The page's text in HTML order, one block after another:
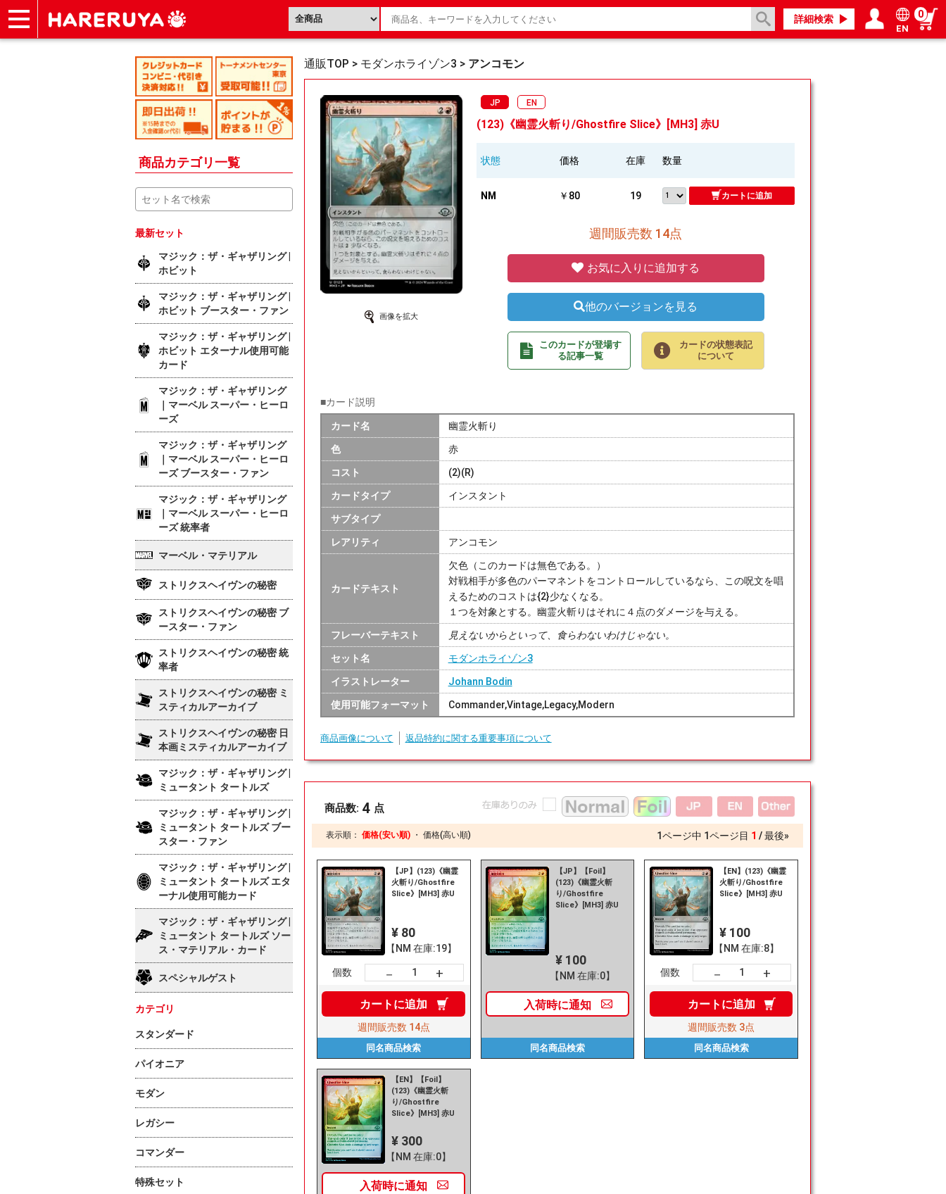
詳細検索
EN
0
商品カテゴリ一覧
通販TOP > モダンホライゾン3 > アンコモン
画像を拡大
JP EN
(123)《幽霊火斬り/Ghostfire Slice》[MH3] 赤U
状態 価格 在庫 数量
NM ￥80 19 カートに追加
週間販売数 14点
お気に入りに追加する
他のバージョンを見る
このカードが登場す
る記事一覧
カードの状態表記
について
■カード説明
カード名 幽霊火斬り
色 赤
コスト (2)(R)
カードタイプ インスタント
サブタイプ
レアリティ アンコモン
カードテキスト
欠色（このカードは無色である。）
対戦相手が多色のパーマネントをコントロールしているなら、この呪文を唱
えるためのコストは{2}少なくなる。
１つを対象とする。幽霊火斬りはそれに４点のダメージを与える。
フレーバーテキスト 見えないからといって、食らわないわけじゃない。
セット名 モダンホライゾン3
イラストレーター Johann Bodin
使用可能フォーマット Commander,Vintage,Legacy,Modern
商品画像について 返品特約に関する重要事項について
商品数: 4 点
表示順： 価格(安い順) ・ 価格(高い順) 1ページ中 1ページ目 1 最後»
【JP】(123)《幽霊
火斬り/Ghostfire
Slice》[MH3] 赤U
¥ 80
【NM 在庫:19】
個数 － +
カートに追加
週間販売数 14点
同名商品検索
【JP】【Foil】
(123)《幽霊火斬
り/Ghostfire
Slice》[MH3] 赤U
¥ 100
【NM 在庫:0】
入荷時に通知
同名商品検索
【EN】(123)《幽霊
火斬り/Ghostfire
Slice》[MH3] 赤U
¥ 100
【NM 在庫:8】
個数 － +
カートに追加
週間販売数 3点
同名商品検索
【EN】【Foil】
(123)《幽霊火斬
り/Ghostfire
Slice》[MH3] 赤U
¥ 300
【NM 在庫:0】
入荷時に通知